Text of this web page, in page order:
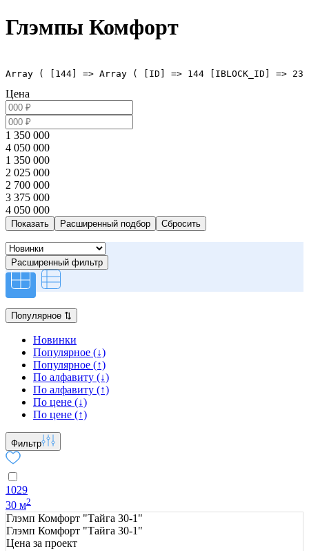
Глэмпы Комфорт
Array ( [144] => Array ( [ID] => 144 [IBLOCK_ID] => 23
Цена
1 350 000
4 050 000
1 350 000
2 025 000
2 700 000
3 375 000
4 050 000
Расширенный подбор
Расширенный фильтр
Популярное ⇅
Новинки
Популярное (↓)
Популярное (↑)
По алфавиту (↓)
По алфавиту (↑)
По цене (↓)
По цене (↑)
Фильтр
1029
30 м2
Глэмп Комфорт "Тайга 30-1"
Глэмп Комфорт "Тайга 30-1"
Цена за проект